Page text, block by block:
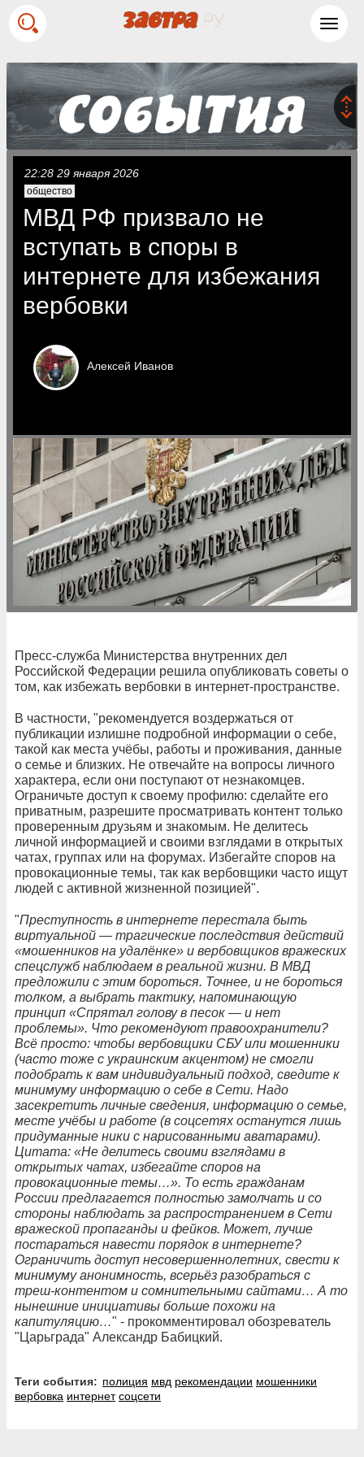
22:28 29 января 2026
общество
МВД РФ призвало не
вступать в споры в
интернете для избежания
вербовки
Алексей Иванов
Пресс-служба Министерства внутренних дел
Российской Федерации решила опубликовать советы о
том, как избежать вербовки в интернет-пространстве.
В частности, "рекомендуется воздержаться от
публикации излишне подробной информации о себе,
такой как места учёбы, работы и проживания, данные
о семье и близких. Не отвечайте на вопросы личного
характера, если они поступают от незнакомцев.
Ограничьте доступ к своему профилю: сделайте его
приватным, разрешите просматривать контент только
проверенным друзьям и знакомым. Не делитесь
личной информацией и своими взглядами в открытых
чатах, группах или на форумах. Избегайте споров на
провокационные темы, так как вербовщики часто ищут
людей с активной жизненной позицией".
"Преступность в интернете перестала быть
виртуальной — трагические последствия действий
«мошенников на удалёнке» и вербовщиков вражеских
спецслужб наблюдаем в реальной жизни. В МВД
предложили с этим бороться. Точнее, и не бороться
толком, а выбрать тактику, напоминающую
принцип «Спрятал голову в песок — и нет
проблемы». Что рекомендуют правоохранители?
Всё просто: чтобы вербовщики СБУ или мошенники
(часто тоже с украинским акцентом) не смогли
подобрать к вам индивидуальный подход, сведите к
минимуму информацию о себе в Сети. Надо
засекретить личные сведения, информацию о семье,
месте учёбы и работе (в соцсетях останутся лишь
придуманные ники с нарисованными аватарами).
Цитата: «Не делитесь своими взглядами в
открытых чатах, избегайте споров на
провокационные темы…». То есть гражданам
России предлагается полностью замолчать и со
стороны наблюдать за распространением в Сети
вражеской пропаганды и фейков. Может, лучше
постараться навести порядок в интернете?
Ограничить доступ несовершеннолетних, свести к
минимуму анонимность, всерьёз разобраться с
треш-контентом и сомнительными сайтами… А то
нынешние инициативы больше похожи на
капитуляцию…" - прокомментировал обозреватель
"Царьграда" Александр Бабицкий.
Теги события: полиция мвд рекомендации мошенники
вербовка интернет соцсети